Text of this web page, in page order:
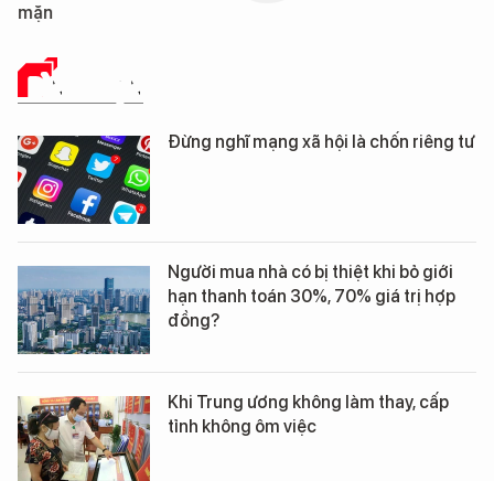
mặn
BÌNH LUẬN
Đừng nghĩ mạng xã hội là chốn riêng tư
Người mua nhà có bị thiệt khi bỏ giới
hạn thanh toán 30%, 70% giá trị hợp
đồng?
Khi Trung ương không làm thay, cấp
tỉnh không ôm việc